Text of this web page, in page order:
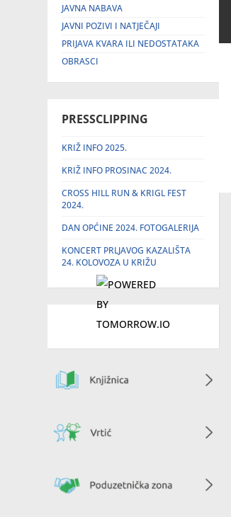
JAVNA NABAVA
JAVNI POZIVI I NATJEČAJI
PRIJAVA KVARA ILI NEDOSTATAKA
OBRASCI
PRESSCLIPPING
KRIŽ INFO 2025.
KRIŽ INFO PROSINAC 2024.
CROSS HILL RUN & KRIGL FEST
2024.
DAN OPĆINE 2024. FOTOGALERIJA
KONCERT PRLJAVOG KAZALIŠTA
24. KOLOVOZA U KRIŽU